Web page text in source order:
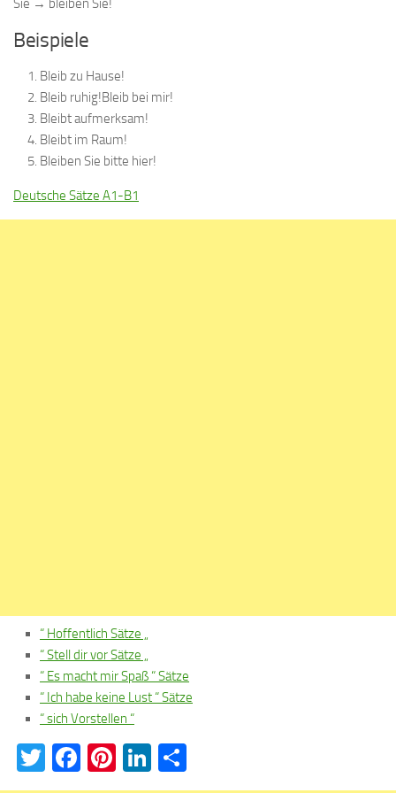
Beispiele
Bleib zu Hause!
Bleib ruhig!Bleib bei mir!
Bleibt aufmerksam!
Bleibt im Raum!
Bleiben Sie bitte hier!
Deutsche Sätze A1-B1
“ Hoffentlich Sätze „
“ Stell dir vor Sätze „
“ Es macht mir Spaß “ Sätze
“ Ich habe keine Lust “ Sätze
“ sich Vorstellen “
Twitter
Facebook
Pinterest
LinkedIn